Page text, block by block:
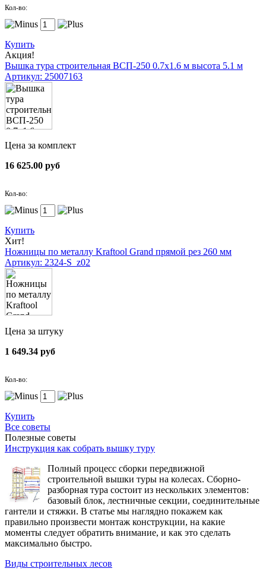
Кол-во:
Купить
Акция!
Вышка тура строительная ВСП-250 0.7х1.6 м высота 5.1 м
Артикул: 25007163
Цена за комплект
16 625.00 руб
Кол-во:
Купить
Хит!
Ножницы по металлу Kraftool Grand прямой рез 260 мм
Артикул: 2324-S_z02
Цена за штуку
1 649.34 руб
Кол-во:
Купить
Все советы
Полезные советы
Инструкция как собрать вышку туру
Полный процесс сборки передвижной
строительной вышки туры на колесах. Сборно-
разборная тура состоит из нескольких элементов:
базовый блок, лестничные секции, соединительные
гантели и стяжки. В статье мы наглядно покажем как
правильно произвести монтаж конструкции, на какие
моменты следует обратить внимание, и как это сделать
максимально быстро.
Виды строительных лесов